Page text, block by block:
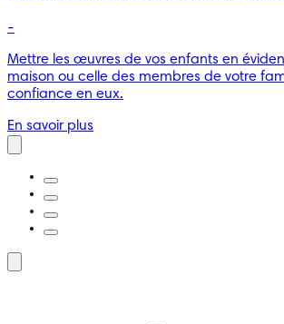
-
Mettre les œuvres de vos enfants en
maison ou celle des membres de votre
confiance en eux.
En savoir plus